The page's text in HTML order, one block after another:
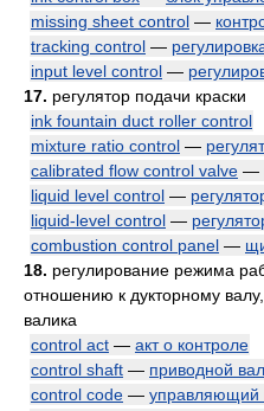
missing sheet control —
tracking control —
input level control —
17. регулятор подачи краски
ink fountain duct roller control
mixture ratio control —
calibrated flow control valve —
liquid level control —
liquid-level control —
combustion control panel —
18. регулирование режима
отношению к дукторному
валика
control act — акт о контроле
control shaft — приводной вал
control code — управляющий